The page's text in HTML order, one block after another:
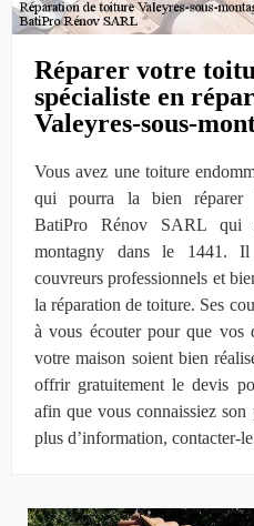
Réparer votre
spécialiste en
Valeyres-sous-
Vous avez une toiture
qui pourra la bien réparer
BatiPro Rénov SARL qui
montagny dans le 1441. Il
couvreurs professionnels et
la réparation de toiture. Ses
à vous écouter pour que vos
votre maison soient bien
offrir gratuitement le devis
afin que vous connaissiez
plus d’information, contacter-